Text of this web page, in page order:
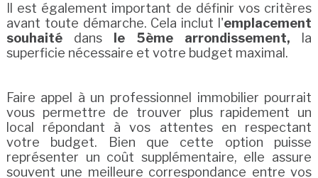
Il est également important de définir vos critères
avant toute démarche. Cela inclut l'emplacement
souhaitédans le 5ème arrondissement, la
superficie nécessaire et votre budget maximal.
Faire appel à un professionnel immobilier pourrait
vous permettre de trouver plus rapidement un
local répondant à vos attentes en respectant
votre budget. Bien que cette option puisse
représenter un coût supplémentaire, elle assure
souvent une meilleure correspondance entre vos